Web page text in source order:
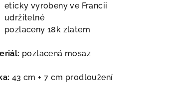
eticky vyrobeny ve Francii
udržitelné
pozlaceny 18k zlatem
pozlacená mosaz
43 cm + 7 cm prodloužení